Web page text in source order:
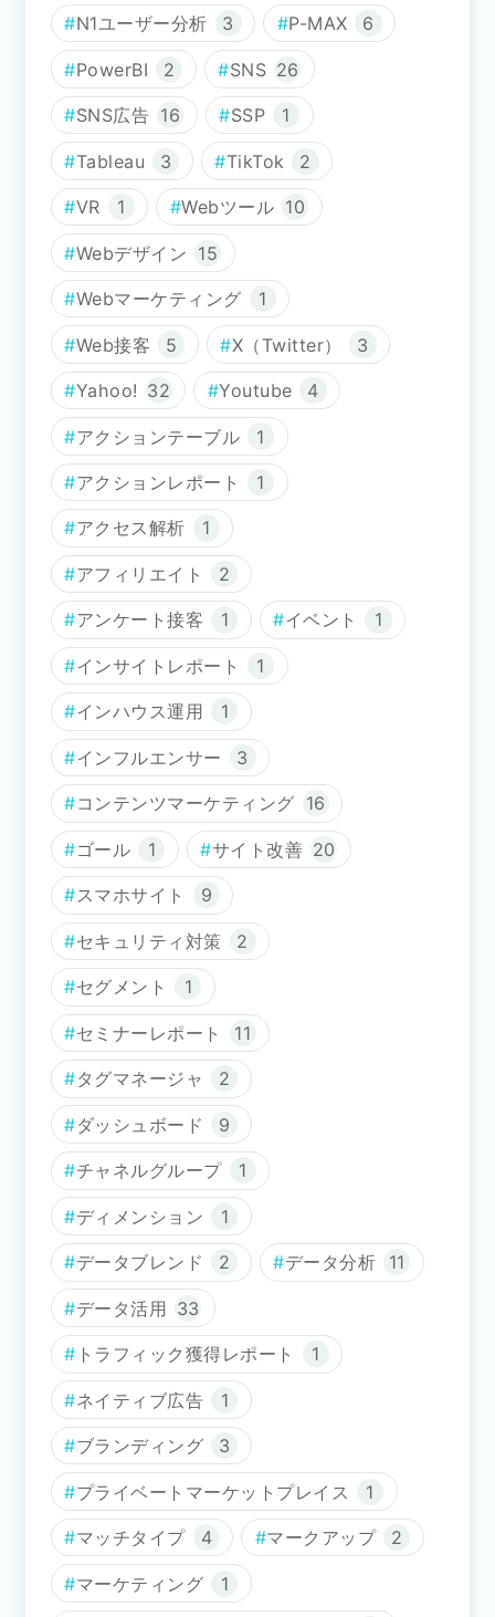
N1ユーザー分析 3 P-MAX 6
PowerBI 2 SNS 26
SNS広告 16 SSP 1
Tableau 3 TikTok 2
VR 1 Webツール 10
Webデザイン 15
Webマーケティング 1
Web接客 5 X（Twitter） 3
Yahoo! 32 Youtube 4
アクションテーブル 1
アクションレポート 1
アクセス解析 1
アフィリエイト 2
アンケート接客 1 イベント 1
インサイトレポート 1
インハウス運用 1
インフルエンサー 3
コンテンツマーケティング 16
ゴール 1 サイト改善 20
スマホサイト 9
セキュリティ対策 2
セグメント 1
セミナーレポート 11
タグマネージャ 2
ダッシュボード 9
チャネルグループ 1
ディメンション 1
データブレンド 2 データ分析 11
データ活用 33
トラフィック獲得レポート 1
ネイティブ広告 1
ブランディング 3
プライベートマーケットプレイス 1
マッチタイプ 4 マークアップ 2
マーケティング 1